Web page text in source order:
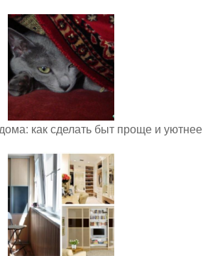
как сделать быт проще и уютнее